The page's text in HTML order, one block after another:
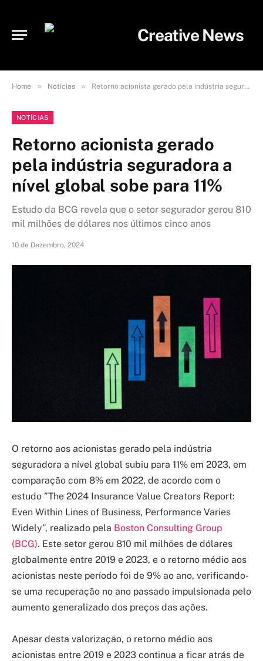
Home » Notícias » Retorno acionista gerado pela indústria seguradora a nível global sobe para 11%
NOTÍCIAS
Retorno acionista gerado
pela indústria seguradora a
nível global sobe para 11%
Estudo da BCG revela que o setor segurador gerou 810
mil milhões de dólares nos últimos cinco anos
10 de Dezembro, 2024
O retorno aos acionistas gerado pela indústria
seguradora a nível global subiu para 11% em 2023, em
comparação com 8% em 2022, de acordo com o
estudo ”The 2024 Insurance Value Creators Report:
Even Within Lines of Business, Performance Varies
Widely”, realizado pela Boston Consulting Group
(BCG). Este setor gerou 810 mil milhões de dólares
globalmente entre 2019 e 2023, e o retorno médio aos
acionistas neste período foi de 9% ao ano, verificando-
se uma recuperação no ano passado impulsionada pelo
aumento generalizado dos preços das ações.
Apesar desta valorização, o retorno médio aos
acionistas entre 2019 e 2023 continua a ficar atrás de